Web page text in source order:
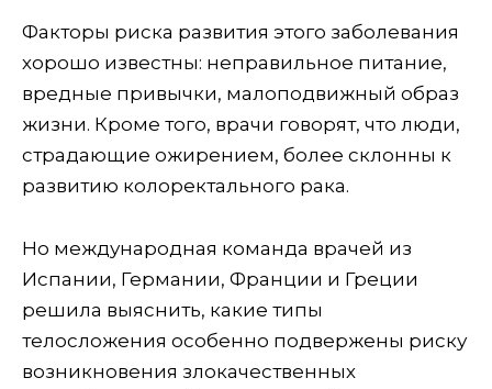
Факторы риска развития этого заболевания
хорошо известны: неправильное питание,
вредные привычки, малоподвижный образ
жизни. Кроме того, врачи говорят, что люди,
страдающие ожирением, более склонны к
развитию колоректального рака.
Но международная команда врачей из
Испании, Германии, Франции и Греции
решила выяснить, какие типы
телосложения особенно подвержены риску
возникновения злокачественных